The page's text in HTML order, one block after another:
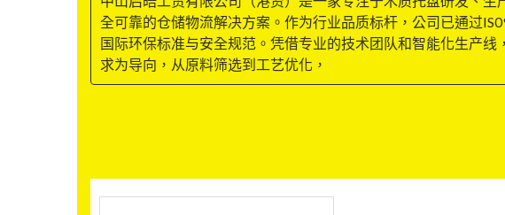
全可靠的仓储物流解决方案。作为行业品质标杆，公司已通过
国际环保标准与安全规范。凭借专业的技术团队和智能化生产
求为导向，从原料筛选到工艺优化，